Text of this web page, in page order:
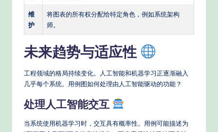
维
护
将图表的所有权分配给特定角色，例如系统架构
师。
未来趋势与适应性
工程领域的格局持续变化。人工智能和机器学习正逐渐融入
几乎每个系统。用例图如何处理由人工智能驱动的功能？
处理人工智能交互
当系统使用机器学习时，交互具有概率性。用例可能描述为